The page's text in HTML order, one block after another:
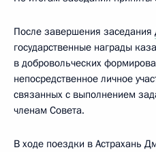
После завершения заседания
государственные награды
в добровольческих
непосредственное личное
связанных с выполнением
членам Совета.
В ходе поездки в Астрахань